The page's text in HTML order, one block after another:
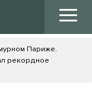
Париже.
рекордное